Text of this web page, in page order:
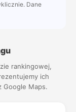
Dane
rankingowej,
ich
Google Maps.